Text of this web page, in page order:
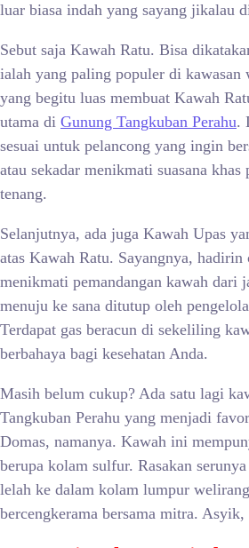
luar biasa indah yang sayang jikalau
Sebut saja Kawah Ratu. Bisa
ialah yang paling populer di
yang begitu luas membuat Kawah
utama di Gunung Tangkuban Perahu.
sesuai untuk pelancong yang ingin
atau sekadar menikmati suasana khas
tenang.
Selanjutnya, ada juga Kawah Upas
atas Kawah Ratu. Sayangnya, hadirin
menikmati pemandangan kawah dari
menuju ke sana ditutup oleh
Terdapat gas beracun di sekeliling
berbahaya bagi kesehatan Anda.
Masih belum cukup? Ada satu lagi
Tangkuban Perahu yang menjadi
Domas, namanya. Kawah ini
berupa kolam sulfur. Rasakan
lelah ke dalam kolam lumpur
bercengkerama bersama mitra. Asyik,